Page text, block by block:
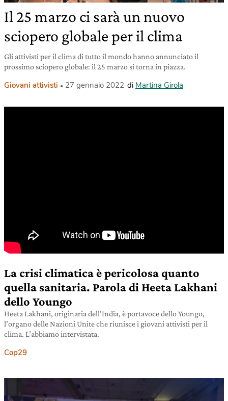
Il 25 marzo ci sarà un nuovo
sciopero globale per il clima
Gli attivisti per il clima di tutto il mondo hanno annunciato il
prossimo sciopero globale: il 25 marzo si torna in piazza.
Giovani attivisti 27 gennaio 2022 di Martina Girola
La crisi climatica è pericolosa quanto
quella sanitaria. Parola di Heeta Lakhani
dello Youngo
Heeta Lakhani, originaria dell’India, è portavoce dello Youngo,
l’organo delle Nazioni Unite che riunisce i giovani attivisti per il
clima. L’abbiamo intervistata.
Cop29